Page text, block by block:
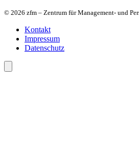
© 2026 zfm – Zentrum für Management- und
Kontakt
Impressum
Datenschutz